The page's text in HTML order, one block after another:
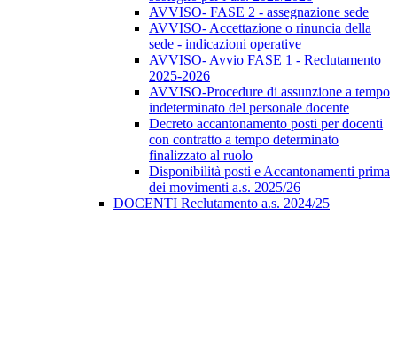
AVVISO- FASE 2 - assegnazione sede
AVVISO- Accettazione o rinuncia della
sede - indicazioni operative
AVVISO- Avvio FASE 1 - Reclutamento
2025-2026
AVVISO-Procedure di assunzione a tempo
indeterminato del personale docente
Decreto accantonamento posti per docenti
con contratto a tempo determinato
finalizzato al ruolo
Disponibilità posti e Accantonamenti prima
dei movimenti a.s. 2025/26
DOCENTI Reclutamento a.s. 2024/25